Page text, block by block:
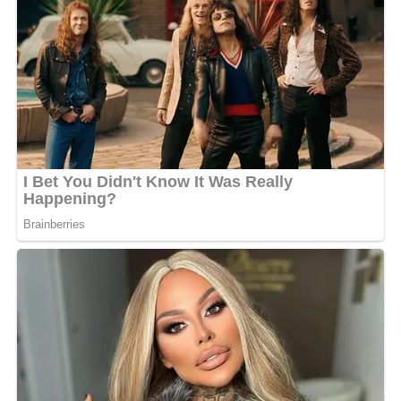
Orang nomor satu di Kalsel itu menjelaskan, turnamen
menggunakan sistem yang mempertemukan klub-klub
terbaik dari masing-masing daerah. Tim terbaik nantinya
akan melaju ke babak semifinal hingga memperebutkan
Piala Pangdam XXII/Tambun Bungai.
“Insya Allah kegiatan ini akan terus kami laksanakan setiap
tahun. Kami ingin kompetisi ini menjadi ajang pembinaan
sekaligus melahirkan bibit-bibit pesepak bola berbakat
dari Banua,” ungkap Gubernur H. Muhidin tersenyum.
Gubernur H. Muhidin juga mengenang masa mudanya
sebagai pemain sepak bola ketika menempuh pendidikan
di Sekolah Guru Olahraga (SGO) Banjarmasin. Stadion 17
Mei, baginya menyimpan banyak kenangan sebagai tempat
berlatih bersama rekan-rekannya.
“Kembali ke stadion ini mengingatkan saya pada masa-
masa menjadi pemain sepak bola. Dulu setiap sore kami